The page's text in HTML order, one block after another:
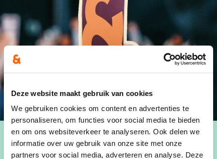
Deze website maakt gebruik van cookies
We gebruiken cookies om content en advertenties te
personaliseren, om functies voor social media te bieden
en om ons websiteverkeer te analyseren. Ook delen we
informatie over uw gebruik van onze site met onze
partners voor social media, adverteren en analyse. Deze
Wanneer